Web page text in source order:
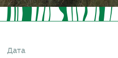
Дата